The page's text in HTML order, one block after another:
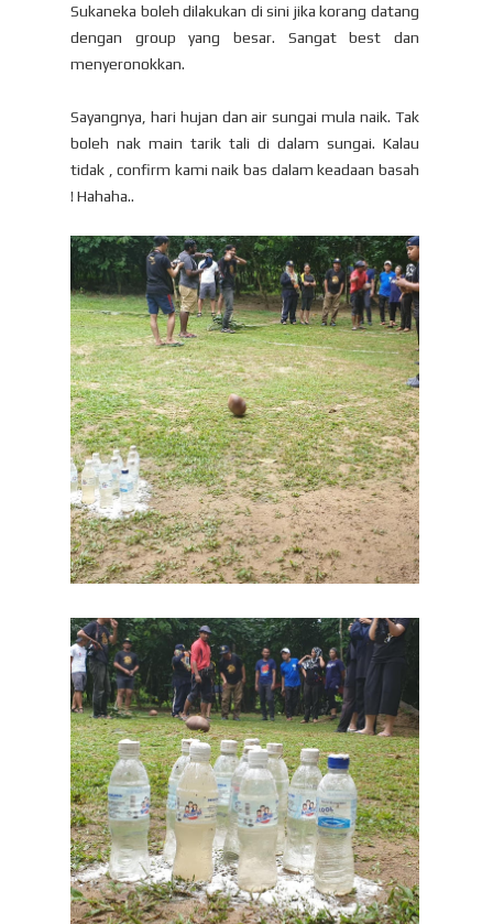
Sukaneka boleh dilakukan di sini jika korang datang
dengan group yang besar. Sangat best dan
menyeronokkan.
Sayangnya, hari hujan dan air sungai mula naik. Tak
boleh nak main tarik tali di dalam sungai. Kalau
tidak , confirm kami naik bas dalam keadaan basah
! Hahaha..